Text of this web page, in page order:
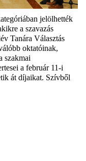
jelölhették
a szavazás
Tanára Választás
oktatóinak,
szakmai
a február 11-i
át díjaikat. Szívből